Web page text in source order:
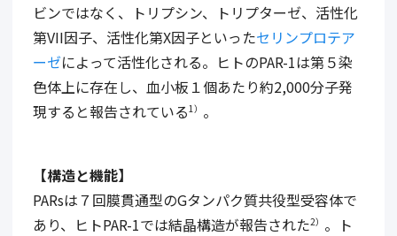
ビンではなく、トリプシン、トリプターゼ、活性化
第VII因子、活性化第X因子といったセリンプロテア
ーゼによって活性化される。ヒトのPAR-1は第５染
色体上に存在し、血小板１個あたり約2,000分子発
現すると報告されている1） 。
【構造と機能】
PARsは７回膜貫通型のGタンパク質共役型受容体で
あり、ヒトPAR-1では結晶構造が報告された2） 。ト